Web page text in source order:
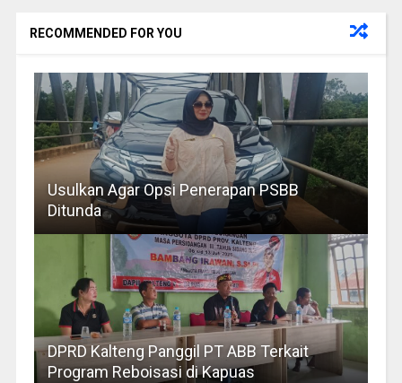
RECOMMENDED FOR YOU
Usulkan Agar Opsi Penerapan PSBB
Ditunda
DPRD Kalteng Panggil PT ABB Terkait
Program Reboisasi di Kapuas